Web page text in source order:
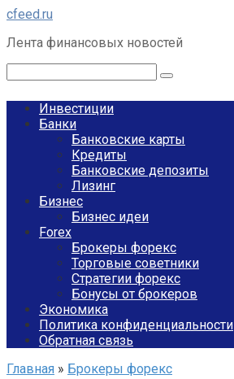
Перейти
контенту
cfeed.ru
Лента финансовых новостей
Инвестиции
Банки
Банковские карты
Кредиты
Банковские депозиты
Лизинг
Бизнес
Бизнес идеи
Forex
Брокеры форекс
Торговые советники
Стратегии форекс
Бонусы от брокеров
Экономика
Политика конфиденциальности
Обратная связь
Главная » Брокеры форекс